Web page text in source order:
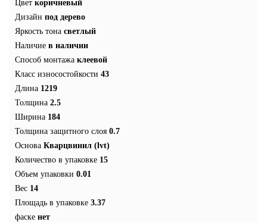
Цвет коричневый
Дизайн под дерево
Яркость тона светлый
Наличие в наличии
Способ монтажа клеевой
Класс износостойкости 43
Длина 1219
Толщина 2.5
Ширина 184
Толщина защитного слоя 0.7
Основа Кварцвинил (lvt)
Количество в упаковке 15
Объем упаковки 0.01
Вес 14
Площадь в упаковке 3.37
фаске нет